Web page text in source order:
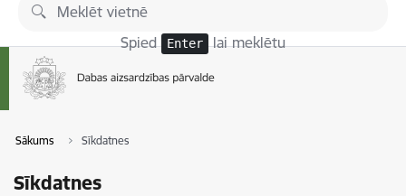
Pāriet uz lapas saturu
Spied Enter lai meklētu
Sākums Sīkdatnes
Sīkdatnes